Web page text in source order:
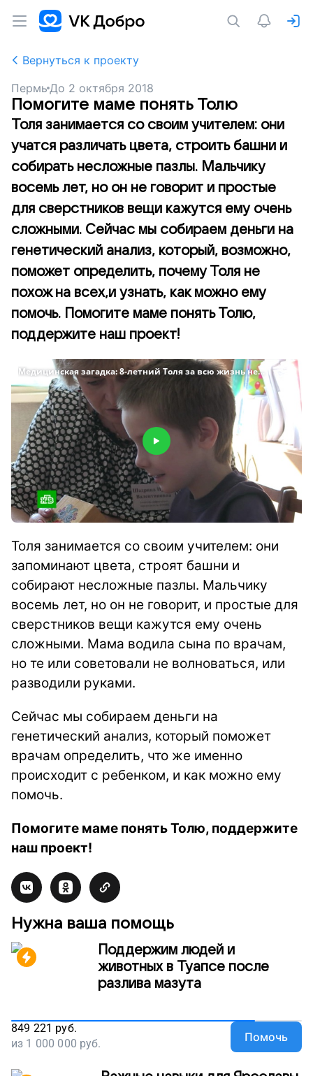
Вернуться к проекту
Пермь До 2 октября 2018
Помогите маме понять Толю
Толя занимается со своим учителем: они
учатся различать цвета, строить башни и
собирать несложные пазлы. Мальчику
восемь лет, но он не говорит и простые
для сверстников вещи кажутся ему очень
сложными. Сейчас мы собираем деньги на
генетический анализ, который, возможно,
поможет определить, почему Толя не
похож на всех,и узнать, как можно ему
помочь. Помогите маме понять Толю,
поддержите наш проект!
Толя занимается со своим учителем: они
запоминают цвета, строят башни и
собирают несложные пазлы. Мальчику
восемь лет, но он не говорит, и простые для
сверстников вещи кажутся ему очень
сложными. Мама водила сына по врачам,
но те или советовали не волноваться, или
разводили руками.
Сейчас мы собираем деньги на
генетический анализ, который поможет
врачам определить, что же именно
происходит с ребенком, и как можно ему
помочь.
Помогите маме понять Толю, поддержите
наш проект!
Нужна ваша помощь
Поддержим людей и
животных в Туапсе после
разлива мазута
849 221 руб.
из 1 000 000 руб. Помочь